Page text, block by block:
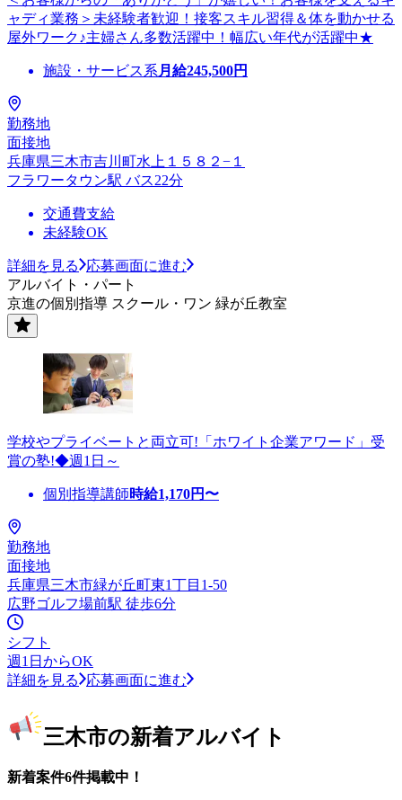
ャディ業務＞未経験者歓迎！接客スキル習得＆体を動かせる
屋外ワーク♪主婦さん多数活躍中！幅広い年代が活躍中★
施設・サービス系 月給245,500円
勤務地
面接地
兵庫県三木市吉川町水上１５８２−１
フラワータウン駅 バス22分
交通費支給
未経験OK
詳細を見る
応募画面に進む
アルバイト・パート
京進の個別指導 スクール・ワン 緑が丘教室
学校やプライベートと両立可!「ホワイト企業アワード」受
賞の塾!◆週1日～
個別指導講師時給1,170円〜
勤務地
面接地
兵庫県三木市緑が丘町東1丁目1-50
広野ゴルフ場前駅 徒歩6分
シフト
週1日からOK
詳細を見る
応募画面に進む
三木市の新着アルバイト
新着案件6件掲載中！